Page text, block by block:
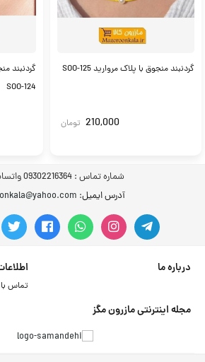
گردنبند منجوق با پلاک مروارید SOO-125
210,000 تومان
گردنبند
SOO-124
شماره تماس : 09302216364 واتساپ فروش
آدرس ایمیل: mazeroonkala@yahoo.com
درباره ما
تماس
مجله اینترنتی مازرون مگز